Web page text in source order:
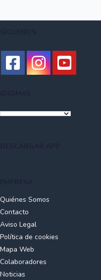
Quiénes Somos
Contacto
Aviso Legal
Política de cookies
Mapa Web
Colaboradores
Noticias